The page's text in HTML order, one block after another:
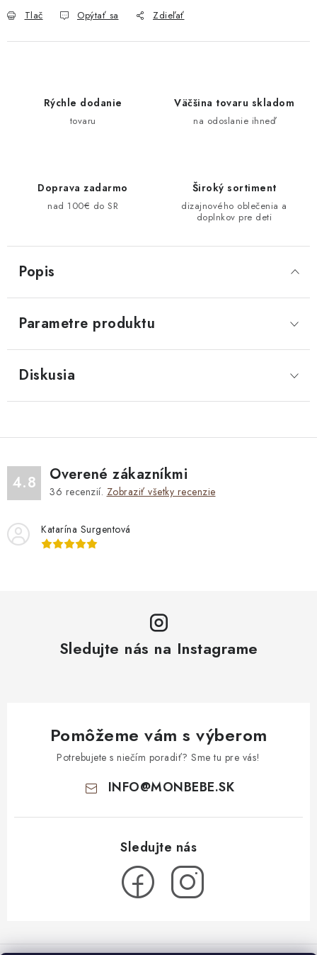
Tlač Opýtať sa Zdieľať
Rýchle dodanie
tovaru
Väčšina tovaru skladom
na odoslanie ihneď
Doprava zadarmo
nad 100€ do SR
Široký sortiment
dizajnového oblečenia a
doplnkov pre deti
Popis
Parametre produktu
Diskusia
4.8 Overené zákazníkmi
36 recenzií. Zobraziť všetky recenzie
Katarína Surgentová
Sledujte nás na Instagrame
Pomôžeme vám s výberom
Potrebujete s niečím poradiť? Sme tu pre vás!
INFO@MONBEBE.SK
á